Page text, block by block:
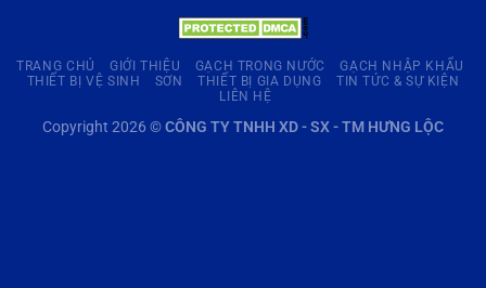
TRANG CHỦ GIỚI THIỆU GẠCH TRONG NƯỚC
GẠCH NHẬP KHẨU
THIẾT BỊ VỆ SINH
SƠN THIẾT BỊ GIA DỤNG
TIN TỨC & SỰ KIỆN
LIÊN HỆ
Copyright 2026 ©CÔNG TY TNHH XD - SX - TM HƯNG LỘC